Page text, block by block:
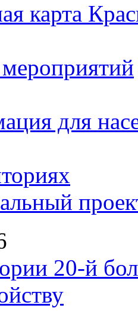
карта
для
20-й